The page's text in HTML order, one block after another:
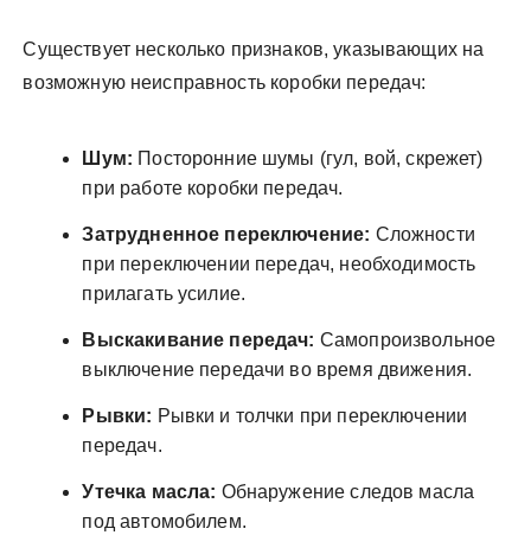
Существует несколько признаков, указывающих на
возможную неисправность коробки передач:
Шум: Посторонние шумы (гул, вой, скрежет)
при работе коробки передач.
Затрудненное переключение: Сложности
при переключении передач, необходимость
прилагать усилие.
Выскакивание передач: Самопроизвольное
выключение передачи во время движения.
Рывки: Рывки и толчки при переключении
передач.
Утечка масла: Обнаружение следов масла
под автомобилем.